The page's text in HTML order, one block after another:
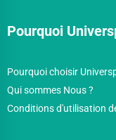
Pourquoi
Pourquoi choisir
Qui sommes Nous ?
Conditions d'utilisation